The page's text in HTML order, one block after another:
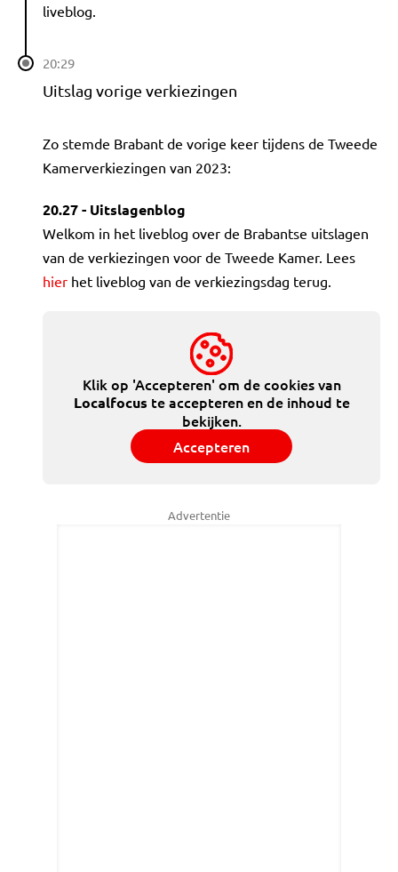
liveblog.
20:29
Uitslag vorige verkiezingen
Zo stemde Brabant de vorige keer tijdens de Tweede
Kamerverkiezingen van 2023:
20.27 - Uitslagenblog
Welkom in het liveblog over de Brabantse uitslagen
van de verkiezingen voor de Tweede Kamer. Lees
hier het liveblog van de verkiezingsdag terug.
Klik op 'Accepteren' om de cookies van
Localfocus te accepteren en de inhoud te
bekijken.
Accepteren
Advertentie